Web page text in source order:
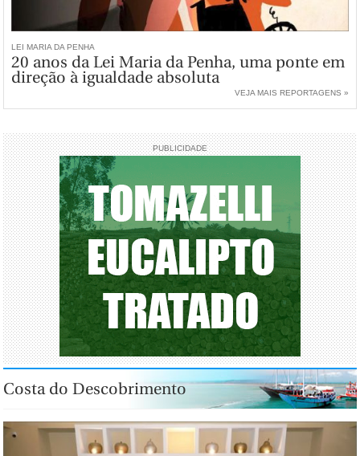
LEI MARIA DA PENHA
20 anos da Lei Maria da Penha, uma ponte em
direção à igualdade absoluta
VEJA MAIS REPORTAGENS »
PUBLICIDADE
Costa do Descobrimento